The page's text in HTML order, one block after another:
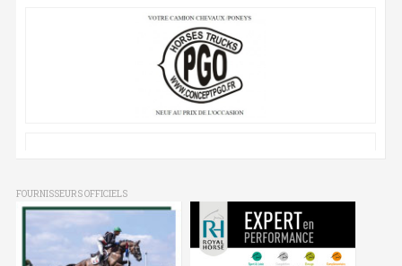
FOURNISSEURS OFFICIELS